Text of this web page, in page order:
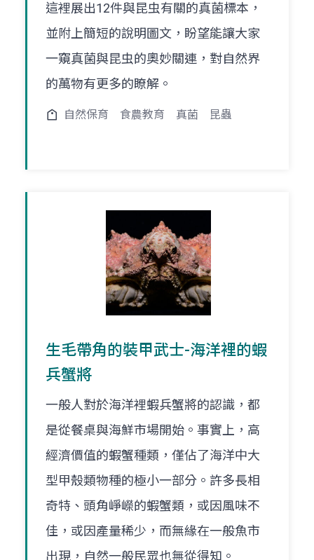
這裡展出12件與昆虫有關的真菌標本，
並附上簡短的說明圖文，盼望能讓大家
一窺真菌與昆虫的奧妙關連，對自然界
的萬物有更多的瞭解。
自然保育 食農教育 真菌 昆蟲
生毛帶角的裝甲武士-海洋裡的蝦
兵蟹將
一般人對於海洋裡蝦兵蟹將的認識，都
是從餐桌與海鮮市場開始。事實上，高
經濟價值的蝦蟹種類，僅佔了海洋中大
型甲殼類物種的極小一部分。許多長相
奇特、頭角崢嶸的蝦蟹類，或因風味不
佳，或因產量稀少，而無緣在一般魚市
出現，自然一般民眾也無從得知。